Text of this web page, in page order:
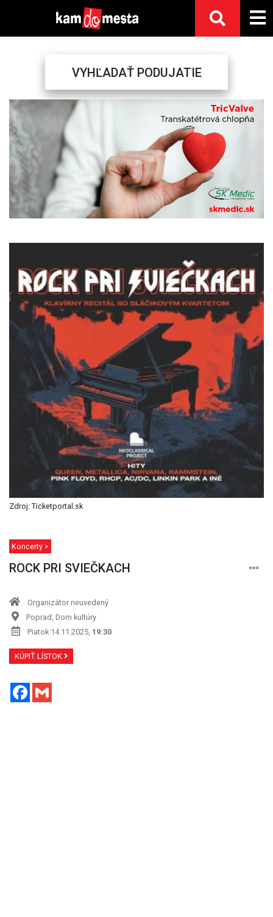
VYHĽADAŤ PODUJATIE
Previous
Zdroj: Ticketportal.sk
Koncerty >
ROCK PRI SVIEČKACH
Organizátor neuvedený
Poprad, Dom kultúry
Piatok 14.11.2025, 19:30
KÚPIŤ LÍSTOK
Facebook